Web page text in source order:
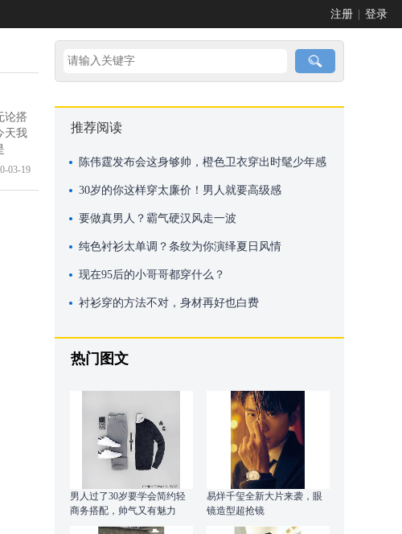
注册 登录
论搭
天我
03-19
推荐阅读
陈伟霆发布会这身够帅，橙色卫衣穿出时髦少年感
30岁的你这样穿太廉价！男人就要高级感
要做真男人？霸气硬汉风走一波
纯色衬衫太单调？条纹为你演绎夏日风情
现在95后的小哥哥都穿什么？
衬衫穿的方法不对，身材再好也白费
热门图文
男人过了30岁要学会简约轻
商务搭配，帅气又有魅力
易烊千玺全新大片来袭，眼
镜造型超抢镜